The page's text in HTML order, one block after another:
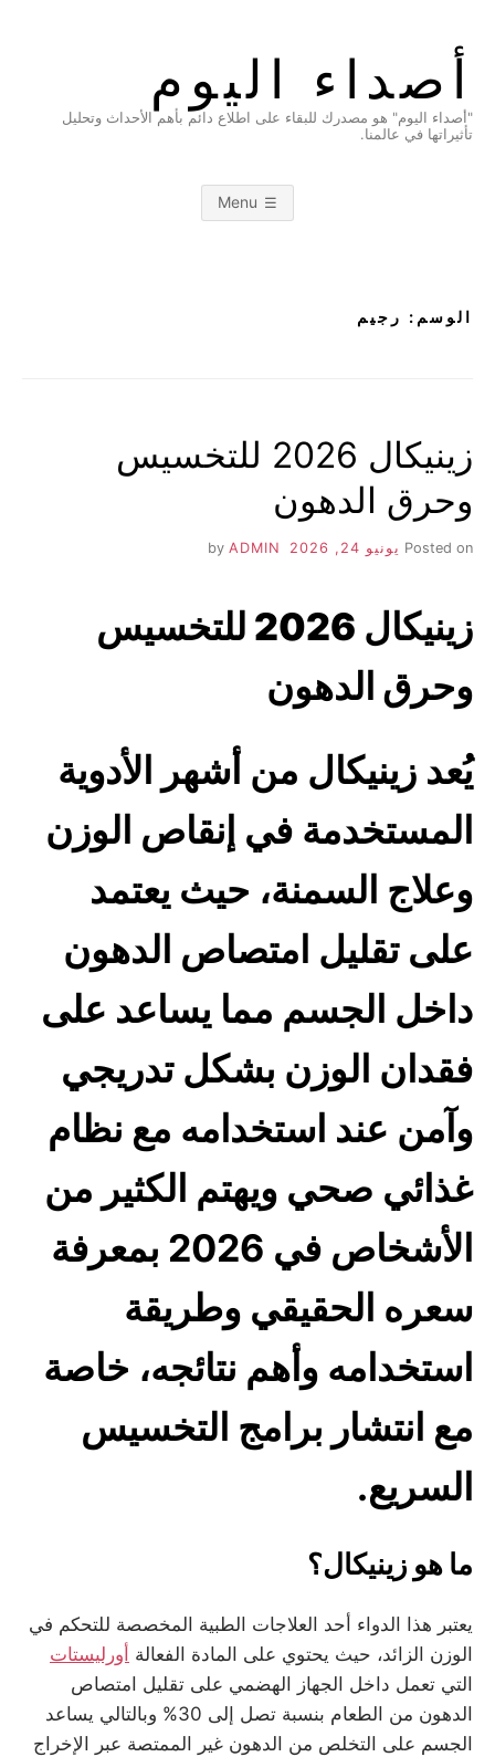
أصداء اليوم
"أصداء اليوم" هو مصدرك للبقاء على اطلاع دائم بأهم الأحداث وتحليل
تأثيراتها في عالمنا.
Menu
الوسم: رجيم
زينيكال 2026 للتخسيس
وحرق الدهون
Posted on يونيو 24, 2026 ADMIN
زينيكال 2026 للتخسيس
وحرق الدهون
يُعد زينيكال من أشهر الأدوية
المستخدمة في إنقاص الوزن
وعلاج السمنة، حيث يعتمد
على تقليل امتصاص الدهون
داخل الجسم مما يساعد على
فقدان الوزن بشكل تدريجي
وآمن عند استخدامه مع نظام
غذائي صحي ويهتم الكثير من
الأشخاص في 2026 بمعرفة
سعره الحقيقي وطريقة
استخدامه وأهم نتائجه، خاصة
مع انتشار برامج التخسيس
السريع.
ما هو زينيكال؟
يعتبر هذا الدواء أحد العلاجات الطبية المخصصة للتحكم في
الوزن الزائد، حيث يحتوي على المادة الفعالة أورليستات
التي تعمل داخل الجهاز الهضمي على تقليل امتصاص
الدهون من الطعام بنسبة تصل إلى 30% وبالتالي يساعد
الجسم على التخلص من الدهون غير الممتصة عبر الإخراج